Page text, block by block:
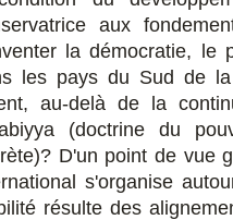
aux
la démocratie, le
les pays du Sud de
au-delà de la
(doctrine du
D'un point de vue
s'organise
résulte des